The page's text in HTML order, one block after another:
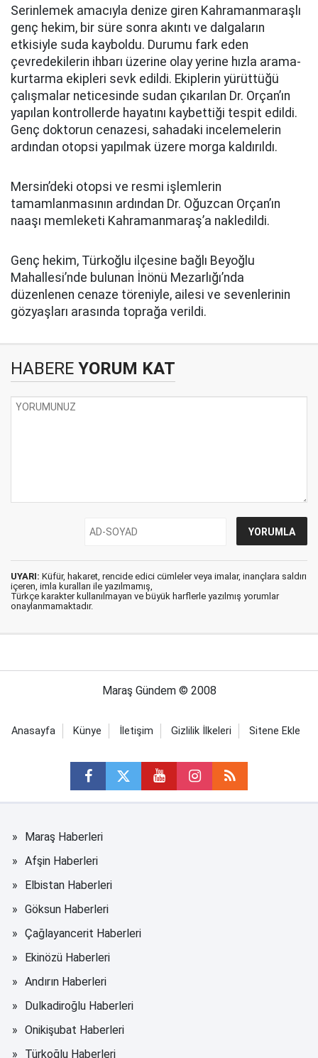
Serinlemek amacıyla denize giren Kahramanmaraşlı
genç hekim, bir süre sonra akıntı ve dalgaların
etkisiyle suda kayboldu. Durumu fark eden
çevredekilerin ihbarı üzerine olay yerine hızla arama-
kurtarma ekipleri sevk edildi. Ekiplerin yürüttüğü
çalışmalar neticesinde sudan çıkarılan Dr. Orçan’ın
yapılan kontrollerde hayatını kaybettiği tespit edildi.
Genç doktorun cenazesi, sahadaki incelemelerin
ardından otopsi yapılmak üzere morga kaldırıldı.
Mersin’deki otopsi ve resmi işlemlerin
tamamlanmasının ardından Dr. Oğuzcan Orçan’ın
naaşı memleketi Kahramanmaraş’a nakledildi.
Genç hekim, Türkoğlu ilçesine bağlı Beyoğlu
Mahallesi’nde bulunan İnönü Mezarlığı’nda
düzenlenen cenaze töreniyle, ailesi ve sevenlerinin
gözyaşları arasında toprağa verildi.
HABERE YORUM KAT
UYARI: Küfür, hakaret, rencide edici cümleler veya imalar, inançlara saldırı
içeren, imla kuralları ile yazılmamış,
Türkçe karakter kullanılmayan ve büyük harflerle yazılmış yorumlar
onaylanmamaktadır.
Maraş Gündem © 2008
Anasayfa Künye İletişim Gizlilik İlkeleri Sitene Ekle
Maraş Haberleri
Afşin Haberleri
Elbistan Haberleri
Göksun Haberleri
Çağlayancerit Haberleri
Ekinözü Haberleri
Andırın Haberleri
Dulkadiroğlu Haberleri
Onikişubat Haberleri
Türkoğlu Haberleri